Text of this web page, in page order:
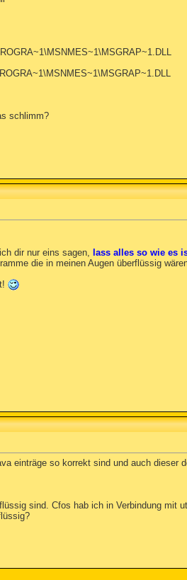
schlimm?
dir nur eins sagen,
lass alles so wie es
die in meinen Augen überflüssig
einträge so korrekt sind und auch dieser
sind. Cfos hab ich in Verbindung mit